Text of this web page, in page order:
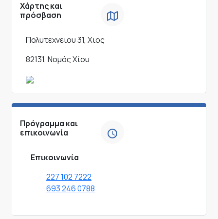
Χάρτης και
πρόσβαση
Πολυτεχνειου 31, Χιος
82131, Νομός Χίου
Πρόγραμμα και
επικοινωνία
Επικοινωνία
227 102 7222
693 246 0788